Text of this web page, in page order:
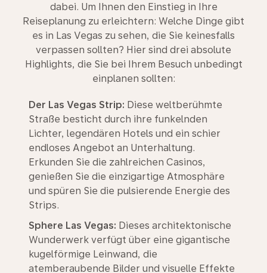
dabei. Um Ihnen den Einstieg in Ihre
Reiseplanung zu erleichtern: Welche Dinge gibt
es in Las Vegas zu sehen, die Sie keinesfalls
verpassen sollten? Hier sind drei absolute
Highlights, die Sie bei Ihrem Besuch unbedingt
einplanen sollten:
Der Las Vegas Strip: Diese weltberühmte
Straße besticht durch ihre funkelnden
Lichter, legendären Hotels und ein schier
endloses Angebot an Unterhaltung.
Erkunden Sie die zahlreichen Casinos,
genießen Sie die einzigartige Atmosphäre
und spüren Sie die pulsierende Energie des
Strips.
Sphere Las Vegas: Dieses architektonische
Wunderwerk verfügt über eine gigantische
kugelförmige Leinwand, die
atemberaubende Bilder und visuelle Effekte